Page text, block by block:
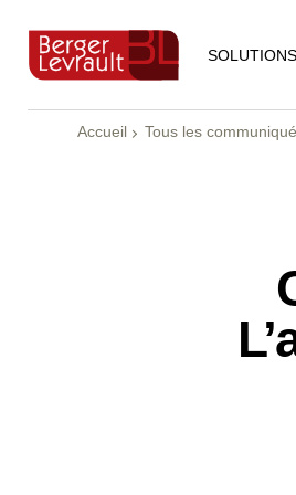
SOLUTIONS
Accueil Tous les